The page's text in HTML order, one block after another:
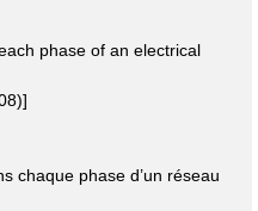
phase of an electrical
chaque phase d’un réseau